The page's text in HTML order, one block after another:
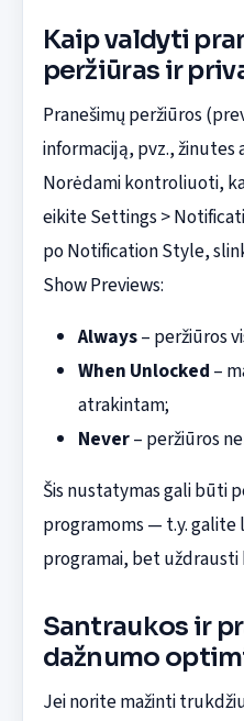
Kaip valdyti
peržiūras ir
Pranešimų peržiūros
informaciją, pvz., žinutes
Norėdami kontroliuoti,
eikite Settings >
po Notification Style,
Show Previews:
Always– peržiūros
When Unlocked –
atrakintam;
Never– peržiūros
Šis nustatymas gali būti
programoms — t.y. galite
programai, bet uždrausti
Santraukos ir
dažnumo
Jei norite mažinti